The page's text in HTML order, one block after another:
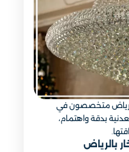
متخصصون في
بدقة واهتمام،
بالرياض